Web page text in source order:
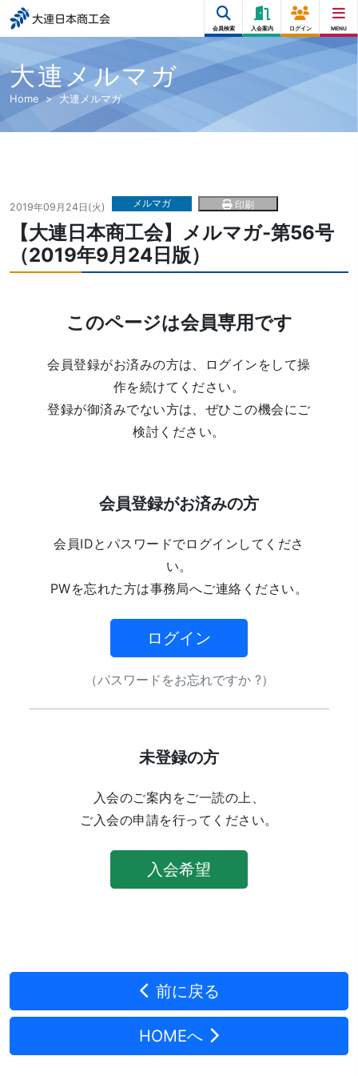
大連日本商工会
会員検索 入会案内 ログイン MENU
大連メルマガ
Home 大連メルマガ
2019年09月24日(火) メルマガ 印刷
【大連日本商工会】メルマガ-第56号
（2019年9月24日版）
このページは会員専用です
会員登録がお済みの方は、ログインをして操
作を続けてください。
登録が御済みでない方は、ぜひこの機会にご
検討ください。
会員登録がお済みの方
会員IDとパスワードでログインしてくださ
い。
PWを忘れた方は事務局へご連絡ください。
ログイン
（パスワードをお忘れですか ?）
未登録の方
入会のご案内をご一読の上、
ご入会の申請を行ってください。
入会希望
前に戻る
HOMEへ